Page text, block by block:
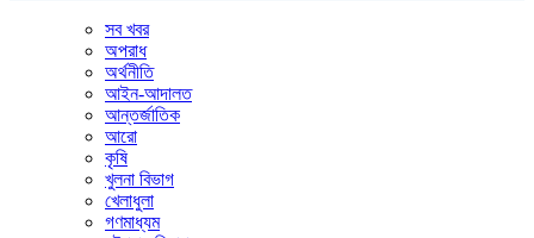
সব খবর
অপরাধ
অর্থনীতি
আইন-আদালত
আন্তর্জাতিক
আরো
কৃষি
খুলনা বিভাগ
খেলাধুলা
গণমাধ্যম